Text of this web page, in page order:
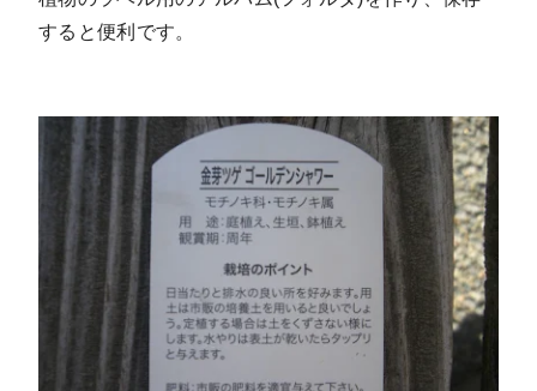
すると便利です。